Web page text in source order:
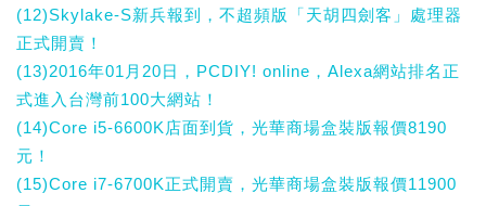
(12)Skylake-S新兵報到，不超頻版「天胡四劍客」處理器
正式開賣！
(13)2016年01月20日，PCDIY! online，Alexa網站排名正
式進入台灣前100大網站！
(14)Core i5-6600K店面到貨，光華商場盒裝版報價8190
元！
(15)Core i7-6700K正式開賣，光華商場盒裝版報價11900